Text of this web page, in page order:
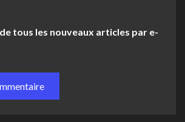
tous les nouveaux articles par e-